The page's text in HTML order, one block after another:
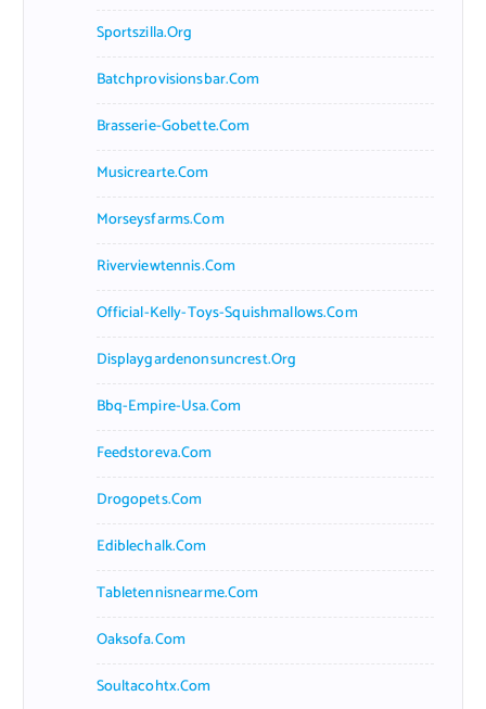
Sportszilla.org
Batchprovisionsbar.com
Brasserie-Gobette.com
Musicrearte.com
Morseysfarms.com
Riverviewtennis.com
Official-Kelly-Toys-Squishmallows.com
Displaygardenonsuncrest.org
Bbq-Empire-Usa.com
Feedstoreva.com
Drogopets.com
Ediblechalk.com
Tabletennisnearme.com
Oaksofa.com
Soultacohtx.com